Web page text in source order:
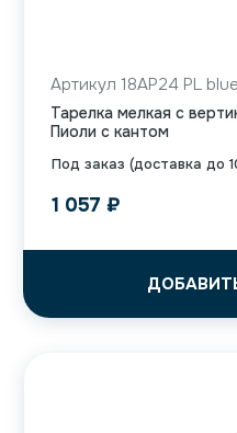
Под заказ (доставка до
Артикул 18AP24 PL blue
Тарелка мелкая с
Пиоли с кантом
1 057 ₽